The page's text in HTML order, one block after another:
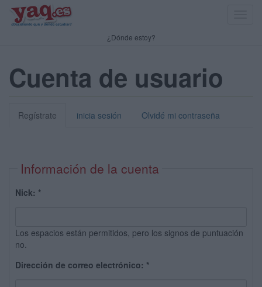
¿Dónde estoy?
Cuenta de usuario
Regístrate inicia sesión Olvidé mi contraseña
Información de la cuenta
Nick: *
Los espacios están permitidos, pero los signos de puntuación
no.
Dirección de correo electrónico: *